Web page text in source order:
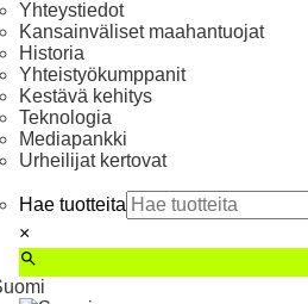
Yhteystiedot
Kansainväliset maahantuojat
Historia
Yhteistyökumppanit
Kestävä kehitys
Teknologia
Mediapankki
Urheilijat kertovat
Hae tuotteita
×